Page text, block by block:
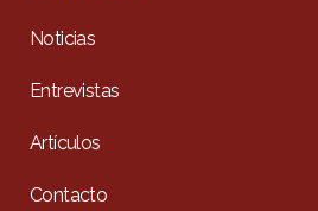
Noticias
Entrevistas
Artículos
Contacto